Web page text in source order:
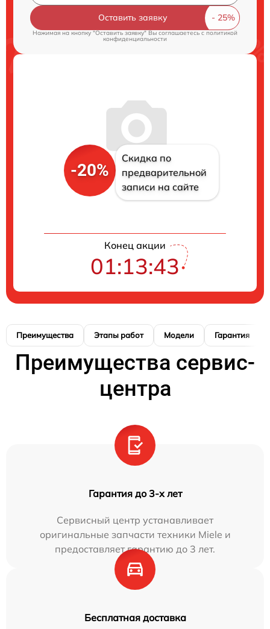
Оставить заявку
Нажимая на кнопку "Оставить заявку" Вы соглашаетесь cполитикой
конфиденциальности
-20%
Скидка по
предварительной
записи на сайте
Конец акции
01:13:41
Преимущества Этапы работ Модели Гарантия
Преимущества сервис-
центра
Гарантия до 3-х лет
Сервисный центр устанавливает
оригинальные запчасти техники Miele и
предоставляет гарантию до 3 лет.
Бесплатная доставка